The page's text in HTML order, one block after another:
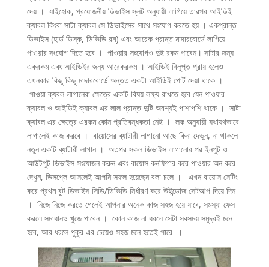
দেয় । যাইহোক, প্রয়োজনীয় ডিভাইস স্লট অনুযায়ী লাগিয়ে তারপর আইডিই
ক্যাবল কিংবা সাটা ক্যাবল সে ডিভাইসের সাথে সংযোগ করতে হয় । একপ্রান্ত
ডিভাইস (হার্ড ডিস্ক, ডিভিডি রম) এবং আরেক প্রান্ত মাদারবোর্ডে লাগিয়ে
পাওয়ার সংযোগ দিতে হবে । পাওয়ার সংযোগও দুই রকম পাবেন। সাটার জন্য
একরকম এবং আইডিইর জন্য আরেকরকম । আইডিই বিলুপ্ত প্রায় হলেও
এখনকার কিছু কিছু মাদারবোর্ডে অন্তত একটা আইডিই পোর্ট দেয়া থাকে ।
পাওয়া ক্যবল লাগানেরা ক্ষেত্রে একটি বিষয় লক্ষ্য রাখতে হবে যেন পাওয়ার
ক্যাবল ও আইডিই ক্যাবল এর লাল প্রান্ত দুটি অবশ্যই পাশাপশি থাকে । সাটা
ক্যাবল এর ক্ষেত্রে এরকম কোন প্রতিবন্ধকতা নেই । লক অনুযায়ী যথাযথভাবে
লাগালেই কাজ করবে । বায়োসের ব্যাটারী লাগানো আছে কিনা দেভুন, না থাকলে
নতুন একটি ব্যাটারী লাগান । অতপর সকল ডিভাইস লাগানোর পর ইনপুট ও
আউটপুট ডিভাইস সংযোজন করুন এবং বায়োস কনফিগার করে পাওয়ার অন করে
দেখুন, ডিসপ্লে আসলেই আপনি সফল হয়েছেন বলা চলে । এখন বায়োস সেটিং
করে প্রথম বুট ডিভাইস সিডি/ডিভিডি নির্ধারণ করে উইন্ডোজ সেটআপ দিয়ে দিন
। নিজে নিজে করতে গেলেই আপনার অনেক কাজ সহজ হয়ে যাবে, সমস্যা ফেস
করলে সমাধানও খুজে পাবেন । কোন কাজ না ধরলে সেটা সবসময় সমুদ্রই মনে
হবে, আর ধরলে পুকুর এর চেয়েও সহজ মনে হতেই পারে ।